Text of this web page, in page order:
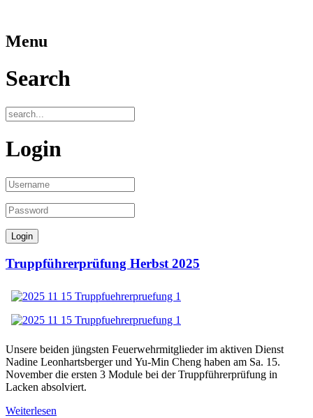
Menu
Search
Login
Truppführerprüfung Herbst 2025
Unsere beiden jüngsten Feuerwehrmitglieder im aktiven Dienst
Nadine Leonhartsberger und Yu-Min Cheng haben am Sa. 15.
November die ersten 3 Module bei der Truppführerprüfung in
Lacken absolviert.
Weiterlesen